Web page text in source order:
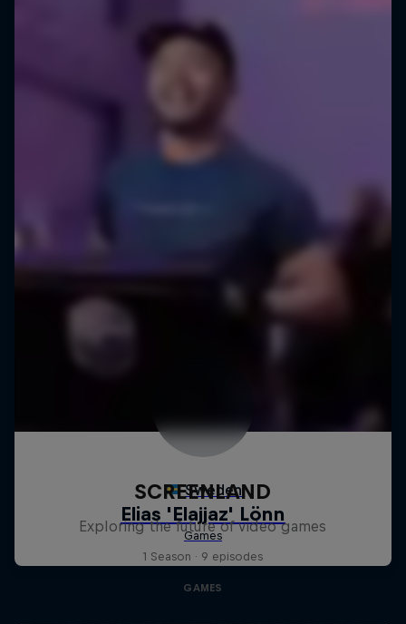
SCREENLAND
Exploring the future of video games
1 Season · 9 episodes
GAMES